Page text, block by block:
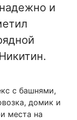
и
с башнями,
домик и
места на